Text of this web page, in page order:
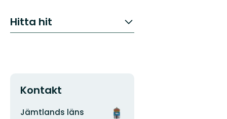
Hitta hit
Kontakt
Adress
Jämtlands läns
Organisationens